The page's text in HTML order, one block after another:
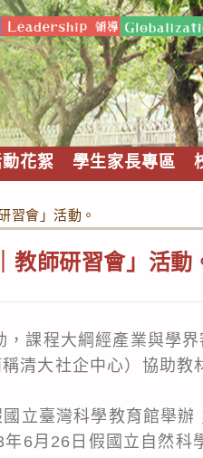
花絮 學生家長專區
習會」活動。
教師研習會」活動
課程大綱經產業與學界
清大社企中心）協助教
立臺灣科學教育館舉辦
6月26日假國立自然科